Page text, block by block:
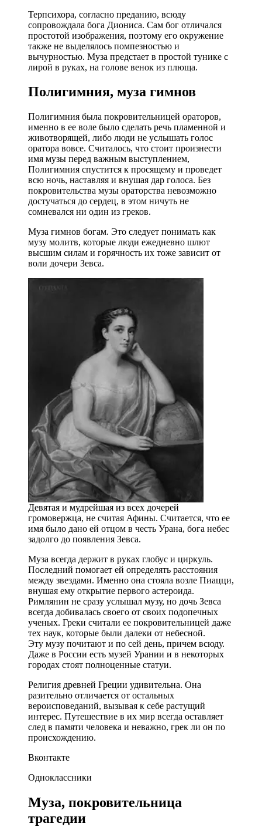
Терпсихора, согласно преданию, всюду
сопровождала бога Диониса. Сам бог отличался
простотой изображения, поэтому его окружение
также не выделялось помпезностью и
вычурностью. Муза предстает в простой тунике с
лирой в руках, на голове венок из плюща.
Полигимния, муза гимнов
Полигимния была покровительницей ораторов,
именно в ее воле было сделать речь пламенной и
животворящей, либо люди не услышать голос
оратора вовсе. Считалось, что стоит произнести
имя музы перед важным выступлением,
Полигимния спустится к просящему и проведет
всю ночь, наставляя и внушая дар голоса. Без
покровительства музы ораторства невозможно
достучаться до сердец, в этом ничуть не
сомневался ни один из греков.
Муза гимнов богам. Это следует понимать как
музу молитв, которые люди ежедневно шлют
высшим силам и горячность их тоже зависит от
воли дочери Зевса.
Девятая и мудрейшая из всех дочерей
громовержца, не считая Афины. Считается, что ее
имя было дано ей отцом в честь Урана, бога небес
задолго до появления Зевса.
Муза всегда держит в руках глобус и циркуль.
Последний помогает ей определять расстояния
между звездами. Именно она стояла возле Пиацци,
внушая ему открытие первого астероида.
Римлянин не сразу услышал музу, но дочь Зевса
всегда добивалась своего от своих подопечных
ученых. Греки считали ее покровительницей даже
тех наук, которые были далеки от небесной.
Эту музу почитают и по сей день, причем всюду.
Даже в России есть музей Урании и в некоторых
городах стоят полноценные статуи.
Религия древней Греции удивительна. Она
разительно отличается от остальных
вероисповеданий, вызывая к себе растущий
интерес. Путешествие в их мир всегда оставляет
след в памяти человека и неважно, грек ли он по
происхождению.
Вконтакте
Одноклассники
Муза, покровительница
трагедии